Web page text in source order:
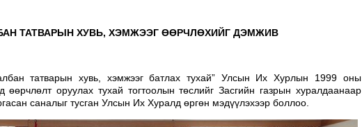
ТАТВАРЫН ХУВЬ, ХЭМЖЭЭГ ӨӨРЧЛӨХИЙГ ДЭМЖИВ
татварын хувь, хэмжээг батлах тухай” Улсын Их Хурлын 1999 оны
өөрчлөлт оруулах тухай тогтоолын төслийг Засгийн газрын хуралдаанаар
саналыг тусган Улсын Их Хуралд өргөн мэдүүлэхээр боллоо.